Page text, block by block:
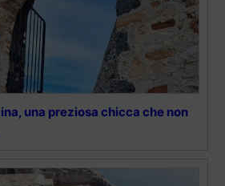
una preziosa chicca che non